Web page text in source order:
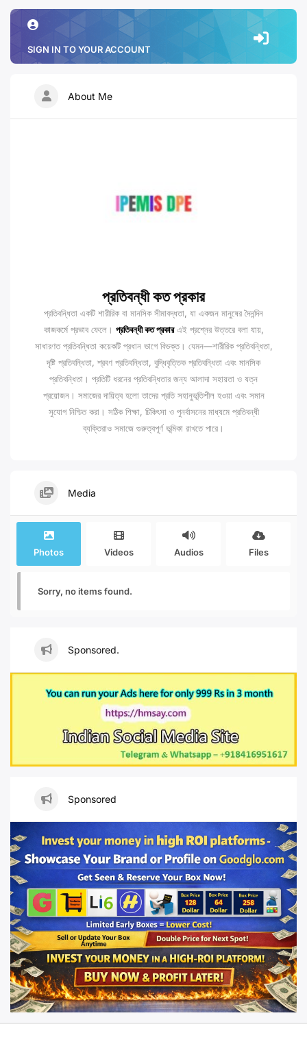
SIGN IN TO YOUR ACCOUNT
About Me
প্রতিবন্ধী কত প্রকার
প্রতিবন্ধিতা একটি শারীরিক বা মানসিক সীমাবদ্ধতা, যা একজন মানুষের দৈনন্দিন
কাজকর্মে প্রভাব ফেলে। প্রতিবন্ধী কত প্রকারএই প্রশ্নের উত্তরে বলা যায়,
সাধারণত প্রতিবন্ধিতা কয়েকটি প্রধান ভাগে বিভক্ত। যেমন—শারীরিক প্রতিবন্ধিতা,
দৃষ্টি প্রতিবন্ধিতা, শ্রবণ প্রতিবন্ধিতা, বুদ্ধিবৃত্তিক প্রতিবন্ধিতা এবং মানসিক
প্রতিবন্ধিতা। প্রতিটি ধরনের প্রতিবন্ধিতার জন্য আলাদা সহায়তা ও যত্ন
প্রয়োজন। সমাজের দায়িত্ব হলো তাদের প্রতি সহানুভূতিশীল হওয়া এবং সমান
সুযোগ নিশ্চিত করা। সঠিক শিক্ষা, চিকিৎসা ও পুনর্বাসনের মাধ্যমে প্রতিবন্ধী
ব্যক্তিরাও সমাজে গুরুত্বপূর্ণ ভূমিকা রাখতে পারে।
Media
Photos Videos Audios Files
Sorry, no items found.
Sponsored.
Sponsored